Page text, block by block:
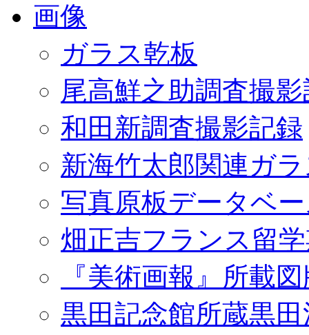
画像
ガラス乾板
尾高鮮之助調査撮
和田新調査撮影記録
新海竹太郎関連ガ
写真原板データベ
畑正吉フランス留
『美術画報』所載
黒田記念館所蔵黒